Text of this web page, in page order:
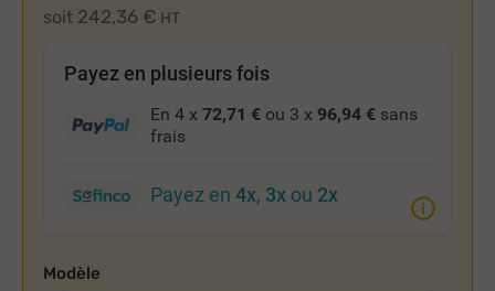
soit 242,36 € HT
Payez en plusieurs fois
En 4 x 72,71 € ou 3 x 96,94 € sans
frais
Payez en 4x, 3x ou 2x
Modèle